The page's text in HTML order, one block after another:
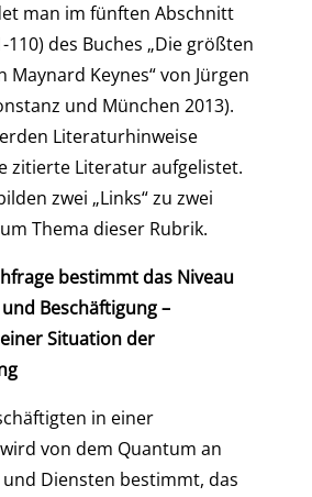
man im fünften Abschnitt
110) des Buches „Die größten
Maynard Keynes“ von Jürgen
und München 2013).
Literaturhinweise
zitierte Literatur aufgelistet.
zwei „Links“ zu zwei
Thema dieser Rubrik.
bestimmt das Niveau
Beschäftigung –
Situation der
in einer
von dem Quantum an
Diensten bestimmt, das